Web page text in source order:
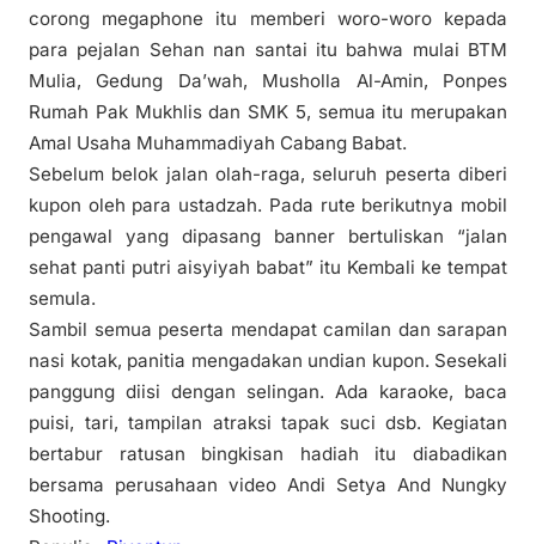
corong megaphone itu memberi woro-woro kepada
para pejalan Sehan nan santai itu bahwa mulai BTM
Mulia, Gedung Da’wah, Musholla Al-Amin, Ponpes
Rumah Pak Mukhlis dan SMK 5, semua itu merupakan
Amal Usaha Muhammadiyah Cabang Babat.
Sebelum belok jalan olah-raga, seluruh peserta diberi
kupon oleh para ustadzah. Pada rute berikutnya mobil
pengawal yang dipasang banner bertuliskan “jalan
sehat panti putri aisyiyah babat” itu Kembali ke tempat
semula.
Sambil semua peserta mendapat camilan dan sarapan
nasi kotak, panitia mengadakan undian kupon. Sesekali
panggung diisi dengan selingan. Ada karaoke, baca
puisi, tari, tampilan atraksi tapak suci dsb. Kegiatan
bertabur ratusan bingkisan hadiah itu diabadikan
bersama perusahaan video Andi Setya And Nungky
Shooting.